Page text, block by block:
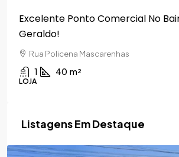
Excelente Ponto Comercial No
Geraldo!
Rua Policena Mascarenhas
1 40 m²
LOJA
Listagens Em Destaque